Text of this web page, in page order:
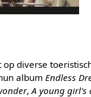
op diverse
album Endless
,A young girl's